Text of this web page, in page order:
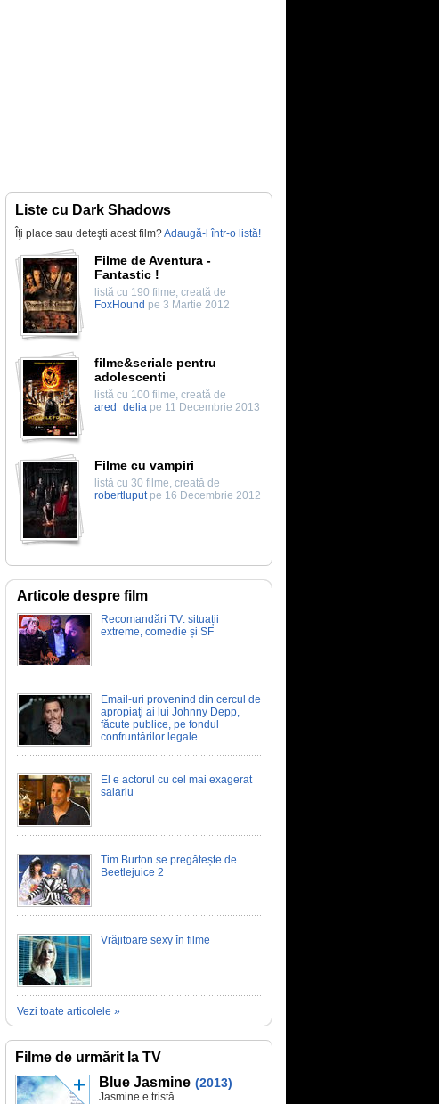
Liste cu Dark Shadows
Îţi place sau deteşti acest film?Adaugă-l într-o listă!
Filme de Aventura -
Fantastic !
listă cu 190 filme, creată de
FoxHound pe 3 Martie 2012
filme&seriale pentru
adolescenti
listă cu 100 filme, creată de
ared_delia pe 11 Decembrie 2013
Filme cu vampiri
listă cu 30 filme, creată de
robertluputpe 16 Decembrie 2012
Articole despre film
Recomandări TV: situații
extreme, comedie și SF
Email-uri provenind din cercul de
apropiaţi ai lui Johnny Depp,
făcute publice, pe fondul
confruntărilor legale
El e actorul cu cel mai exagerat
salariu
Tim Burton se pregătește de
Beetlejuice 2
Vrăjitoare sexy în filme
Vezi toate articolele »
Filme de urmărit la TV
Blue Jasmine (2013)
Jasmine e tristă